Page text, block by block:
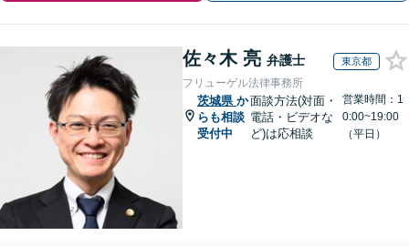
佐々木 亮 弁護士 東京都
フリューゲル法律事務所
茨城県 か
らも相談
受付中
面談方法(対面・
電話・ビデオな
ど)は応相談
営業時間：1
0:00~19:00
（平日）